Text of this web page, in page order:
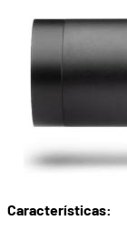
Características: